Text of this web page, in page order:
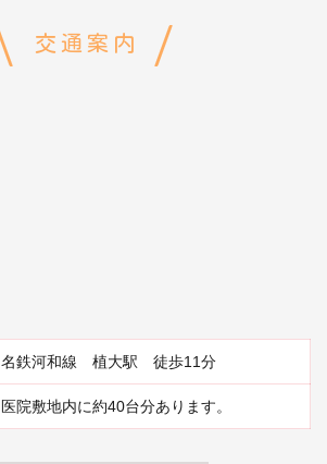
交通案内
名鉄河和線 植大駅 徒歩11分
医院敷地内に約40台分あります。